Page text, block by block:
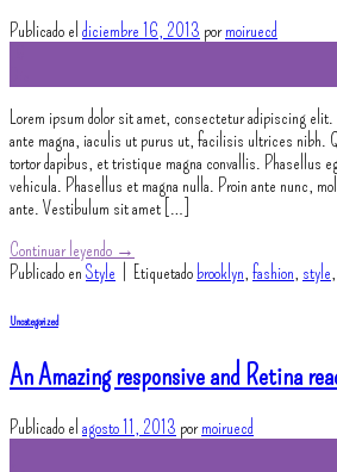
Publicado el diciembre 16, 2013 pormoiruecd
Lorem ipsum dolor sit amet, consectetur adipiscing
ante magna, iaculis ut purus ut, facilisis ultrices nibh.
tortor dapibus, et tristique magna convallis. Phasellus
vehicula. Phasellus et magna nulla. Proin ante nunc,
ante. Vestibulum sit amet […]
Continuar leyendo →
Publicado en Style Etiquetado brooklyn fashion style
Uncategorized
An Amazing responsive and Retina
Publicado el agosto 11, 2013 pormoiruecd